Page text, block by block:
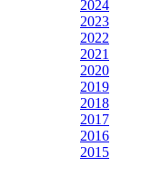
2024
2023
2022
2021
2020
2019
2018
2017
2016
2015